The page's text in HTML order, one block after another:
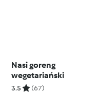
Nasi goreng
wegetariański
3.5 (67)